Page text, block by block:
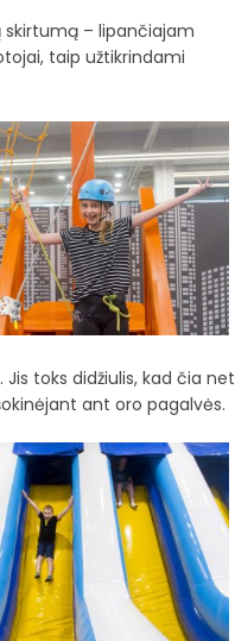
skirtumą – lipančiajam
taip užtikrindami
toks didžiulis, kad čia net
ant oro pagalvės.